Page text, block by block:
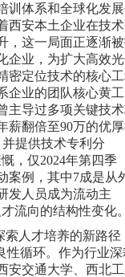
训体系和全球化发
西安本土企业在技
，这一局面正逐渐
企业，为扩大高效
密定位技术的核心
企业的团队核心黄
主导过多项关键技
薪翻倍至90万的优
提供技术专利分
，仅2024年第四季
案例，其中7成是从
发人员成为流动主
流向的结构性变化
索人才培养的新路径
性循环。作为行业深
安交通大学、西北